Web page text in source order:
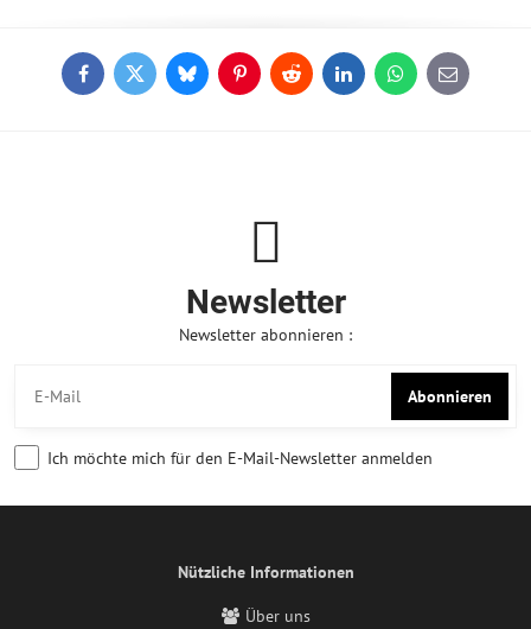
FacebookTwitterBlueskyPinterestReddit LinkedInWhatsApp
E-
mail
Newsletter
Newsletter abonnieren :
Abonnieren
Ich möchte mich für den E-Mail-Newsletter anmelden
Nützliche Informationen
Über uns